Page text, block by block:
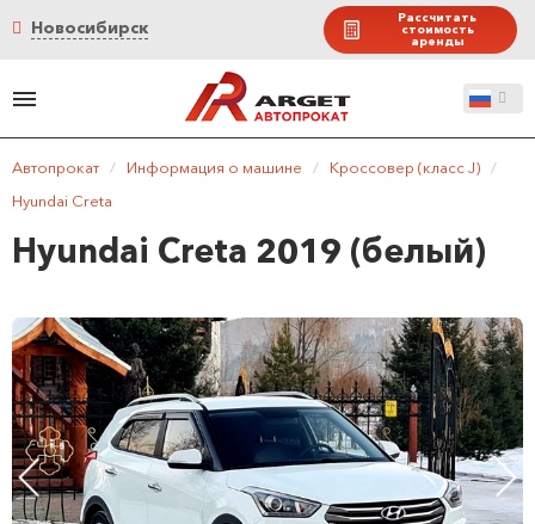
Новосибирск Рассчитать
стоимость
аренды
Автопрокат / Информация о машине / Кроссовер (класс J)
/
Hyundai Creta
Hyundai Creta 2019 (белый)